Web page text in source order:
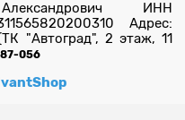
Александрович ИНН
Адрес:
"Автоград", 2 этаж, 11
056